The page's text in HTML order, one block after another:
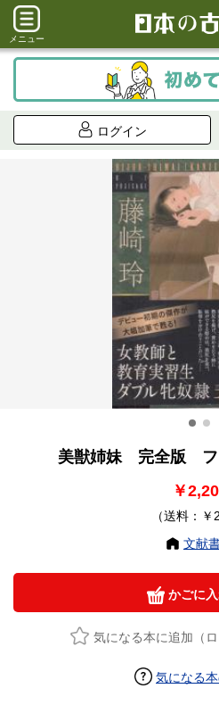
メニュー
ログイン
美獣姉妹 完全版 フ
￥
（送料：￥
文献
かごに
気になる本に追加（ロ
気になる